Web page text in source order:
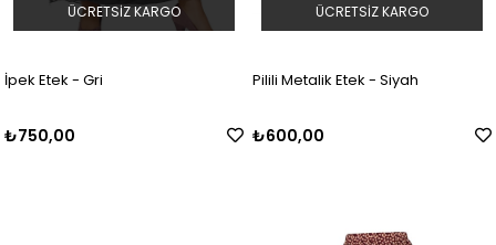
İpek Etek - Gri
₺750,00
ÜCRETSIZ KARGO
Pilili Metalik Etek - Siyah
₺600,00
ÜCRETSIZ KARGO